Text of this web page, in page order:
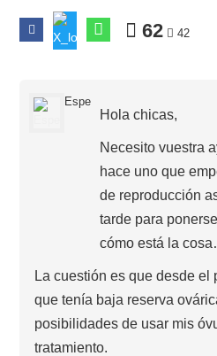
62 42
Espe
Hola chicas,
Necesito vuestra
hace uno que
de reproducción
tarde para
cómo está la
La cuestión es que desde el
que tenía baja reserva
posibilidades de usar mis
tratamiento.